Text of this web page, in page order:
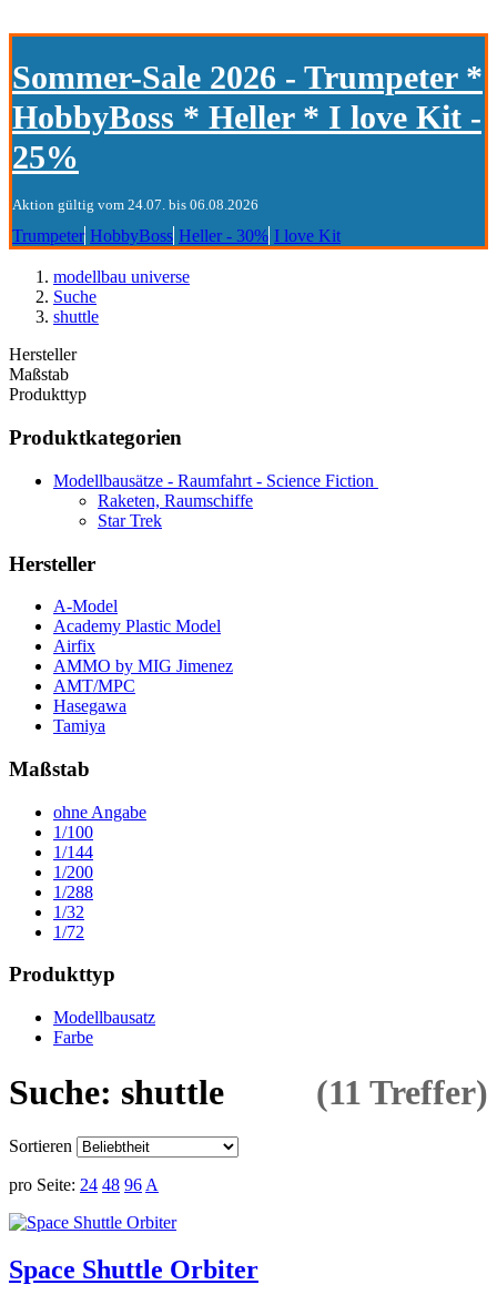
Sommer-Sale 2026 - Trumpeter *
HobbyBoss * Heller * I love Kit -
25%
Aktion gültig vom 24.07. bis 06.08.2026
Trumpeter HobbyBoss Heller - 30% I love Kit
modellbau universe
Suche
shuttle
Hersteller
Maßstab
Produkttyp
Produktkategorien
Modellbausätze - Raumfahrt - Science Fiction
Raketen, Raumschiffe
Star Trek
Hersteller
A-Model
Academy Plastic Model
Airfix
AMMO by MIG Jimenez
AMT/MPC
Hasegawa
Tamiya
Maßstab
ohne Angabe
1/100
1/144
1/200
1/288
1/32
1/72
Produkttyp
Modellbausatz
Farbe
Suche: shuttle (11 Treffer)
Sortieren
pro Seite: 24 48 96 A
Space Shuttle Orbiter